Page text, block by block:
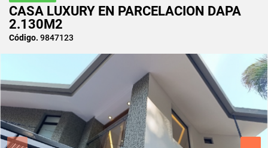
CASA LUXURY EN PARCELACION DAPA
2.130M2
Código. 9847123